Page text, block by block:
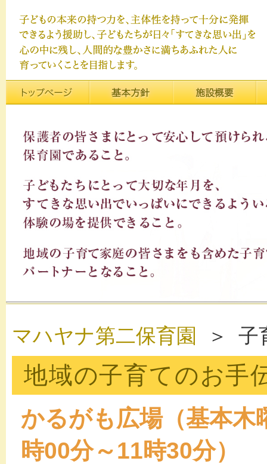
マハヤナ第二保育園 ＞ 子
地域の子育てのお手
かるがも広場（基本木
時00分～11時30分）